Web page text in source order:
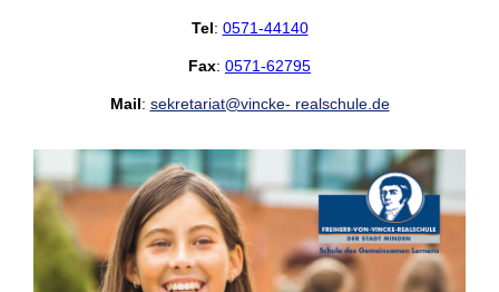
Tel: 0571-44140
Fax: 0571-62795
Mail: sekretariat@vincke- realschule.de